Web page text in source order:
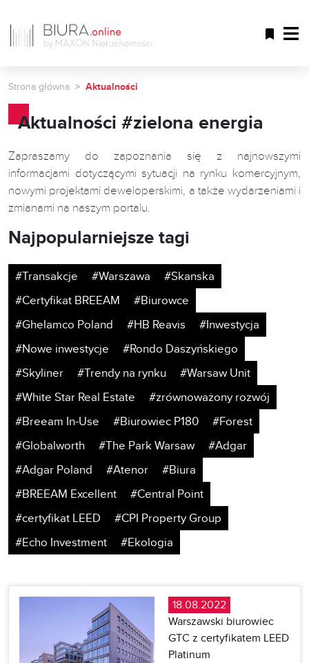
Strona główna Aktualności
Aktualności #zielona energia
Zapraszamy do zapoznania się z najnowszymi
informacjami dotyczącymi sytuacji na rynku komercyjnym,
nowymi projektami deweloperskimi, a także wydarzeniami i
zmianami na naszym portalu.
18.08.2022
Warszawski biurowiec
GTC z certyfikatem LEED
Platinum
Najpopularniejsze tagi
#Transakcje #Warszawa
#Skanska
#Certyfikat BREEAM
#Biurowce
#Ghelamco Poland
#HB Reavis
#Inwestycja
#Nowe inwestycje
#Rondo Daszyńskiego
#Skyliner
#Trendy na rynku
#Warsaw Unit
#White Star Real Estate
#zrównoważony rozwój
#Breeam In-Use
#Biurowiec P180
#Forest
#Globalworth
#The Park Warsaw
#Adgar
#Adgar Poland
#Atenor
#Biura
#BREEAM Excellent
#Central Point
#certyfikat LEED
#CPI Property Group
#Echo Investment
#Ekologia